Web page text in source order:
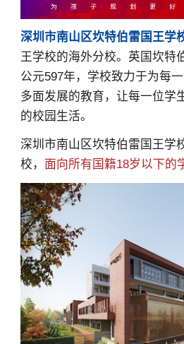
深圳市南山区坎特伯雷国王学
王学校的海外分校。英国坎特
公元597年，学校致力于为每
多面发展的教育，让每一位学
的校园生活。
深圳市南山区坎特伯雷国王学
校， 面向所有国籍18岁以下的